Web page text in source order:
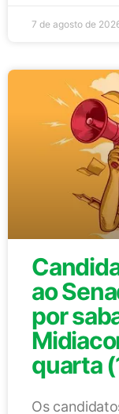
7 de agosto de
ao
por
quarta
Os